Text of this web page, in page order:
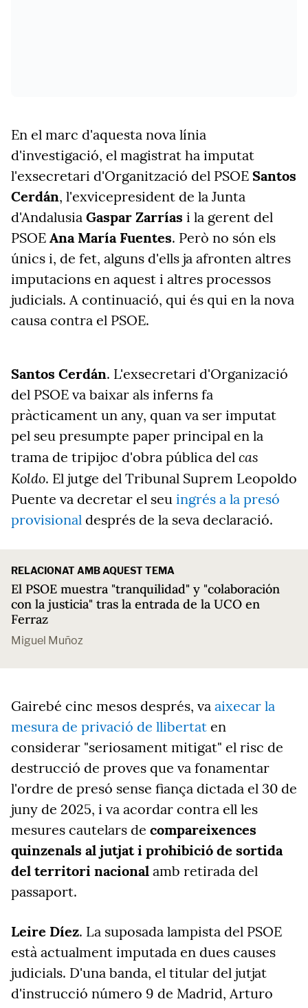
En el marc d'aquesta nova línia
d'investigació, el magistrat ha imputat
l'exsecretari d'Organització del PSOE Santos
Cerdán, l'exvicepresident de la Junta
d'Andalusia Gaspar Zarrías i la gerent del
PSOE Ana María Fuentes. Però no són els
únics i, de fet, alguns d'ells ja afronten altres
imputacions en aquest i altres processos
judicials. A continuació, qui és qui en la nova
causa contra el PSOE.
Santos Cerdán. L'exsecretari d'Organizació
del PSOE va baixar als inferns fa
pràcticament un any, quan va ser imputat
pel seu presumpte paper principal en la
trama de tripijoc d'obra pública del cas
Koldo. El jutge del Tribunal Suprem Leopoldo
Puente va decretar el seu ingrés a la presó
provisional després de la seva declaració.
RELACIONAT AMB AQUEST TEMA
El PSOE muestra "tranquilidad" y "colaboración
con la justicia" tras la entrada de la UCO en
Ferraz
Miguel Muñoz
Gairebé cinc mesos després, va aixecar la
mesura de privació de llibertat en
considerar "seriosament mitigat" el risc de
destrucció de proves que va fonamentar
l'ordre de presó sense fiança dictada el 30 de
juny de 2025, i va acordar contra ell les
mesures cautelars de compareixences
quinzenals al jutjat i prohibició de sortida
del territori nacional amb retirada del
passaport.
Leire Díez. La suposada lampista del PSOE
està actualment imputada en dues causes
judicials. D'una banda, el titular del jutjat
d'instrucció número 9 de Madrid, Arturo